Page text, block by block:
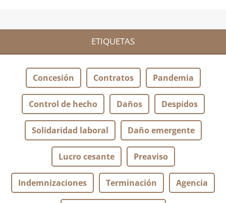
ETIQUETAS
Concesión Contratos Pandemia
Control de hecho Daños Despidos
Solidaridad laboral Daño emergente
Lucro cesante Preaviso
Indemnizaciones Terminación Agencia